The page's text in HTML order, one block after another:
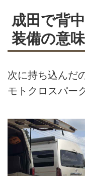
成田で背
装備の意
次に持ち込んだ
モトクロスパー